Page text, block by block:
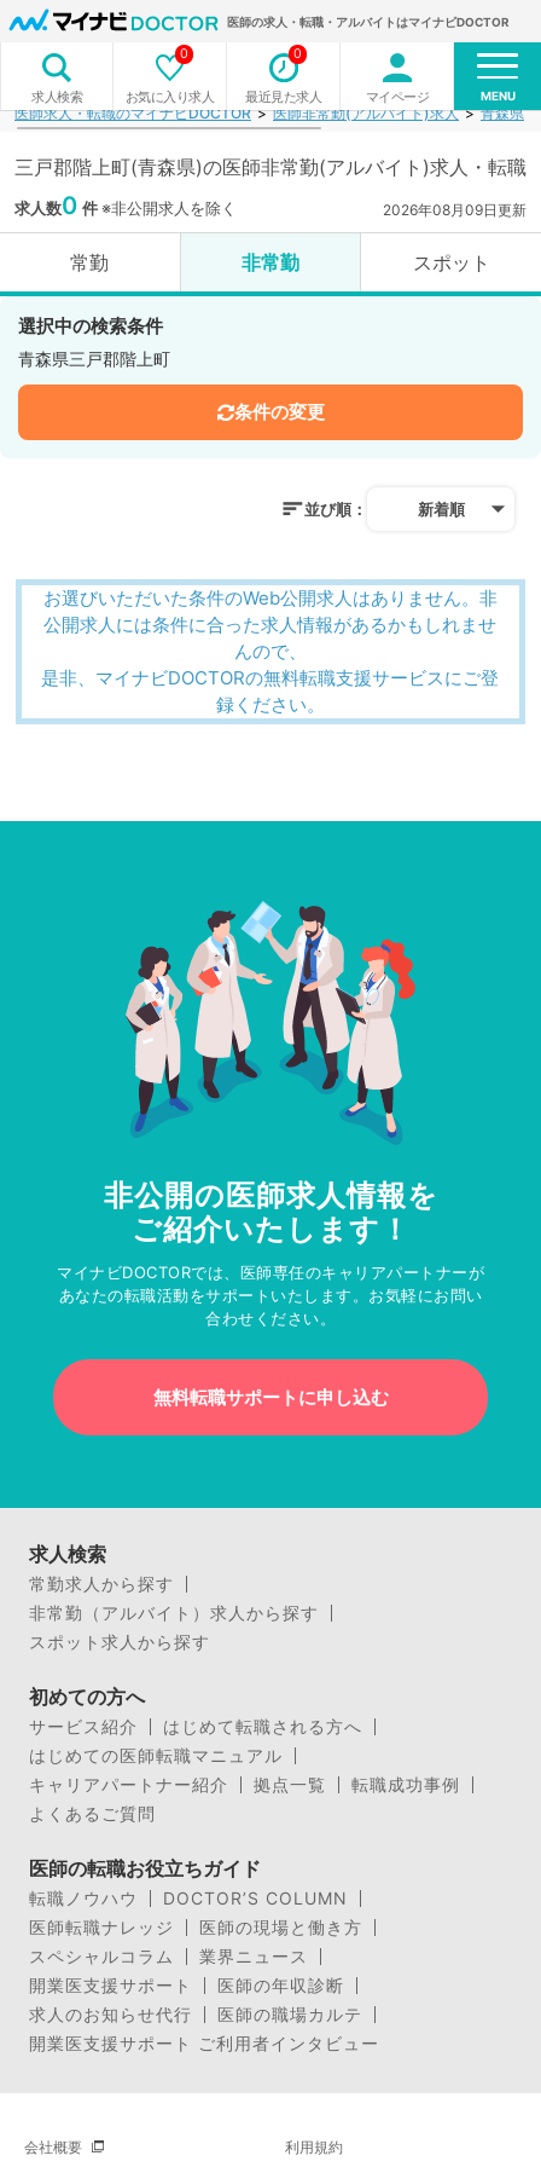
医師の求人・転職・アルバイトはマイナビDOCTOR
求人検索 お気に入り求人
0
最近見た求人
0
マイページ MENU
医師求人・転職のマイナビDOCTOR 医師非常勤(アルバイト)求人 青森県
三戸郡階上町(青森県)の医師非常勤(アルバイト)求人・転職
求人数0 件※非公開求人を除く 2026年08月09日更新
常勤 非常勤 スポット
選択中の検索条件
青森県三戸郡階上町
条件の変更
並び順： 新着順
お選びいただいた条件のWeb公開求人はありません。非
公開求人には条件に合った求人情報があるかもしれませ
んので、
是非、マイナビDOCTORの無料転職支援サービスにご登
録ください。
非公開の医師求人情報を
ご紹介いたします！
マイナビDOCTORでは、医師専任のキャリアパートナーが
あなたの転職活動をサポートいたします。お気軽にお問い
合わせください。
無料転職サポートに申し込む
求人検索
常勤求人から探す
非常勤（アルバイト）求人から探す
スポット求人から探す
初めての方へ
サービス紹介
はじめて転職される方へ
はじめての医師転職マニュアル
キャリアパートナー紹介
拠点一覧
転職成功事例
よくあるご質問
医師の転職お役立ちガイド
転職ノウハウ
DOCTOR’S COLUMN
医師転職ナレッジ
医師の現場と働き方
スペシャルコラム
業界ニュース
開業医支援サポート
医師の年収診断
求人のお知らせ代行
医師の職場カルテ
開業医支援サポート ご利用者インタビュー
会社概要 利用規約